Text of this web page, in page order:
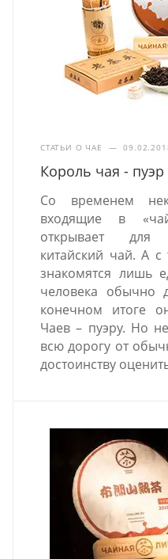
СТАТЬИ О ЧАЕ —
Король чая - пуэр
Со временем
входящие в
открывает для
китайский чай. А с
знакомятся лишь
человека обычно
конечном итоге
Чаев – пуэру. Но
всю дорогу от
достоинству